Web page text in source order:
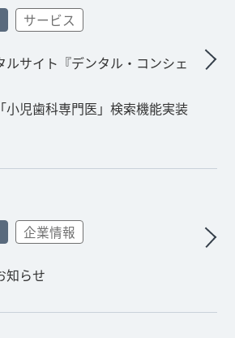
サービス
ルサイト『デンタル・コンシェ
小児歯科専門医」検索機能実装
企業情報
知らせ